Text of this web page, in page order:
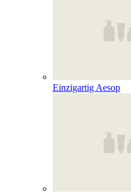
Einzigartig Aesop